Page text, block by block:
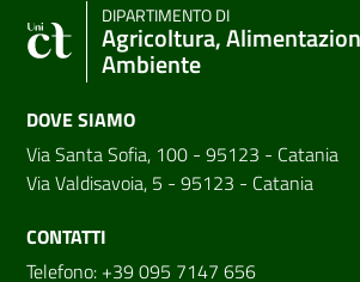
DIPARTIMENTO DI
Agricoltura,
Ambiente
DOVE SIAMO
Via Santa Sofia, 100 - 95123 - Catania
Via Valdisavoia, 5 - 95123 - Catania
CONTATTI
Telefono: +39 095 7147 656